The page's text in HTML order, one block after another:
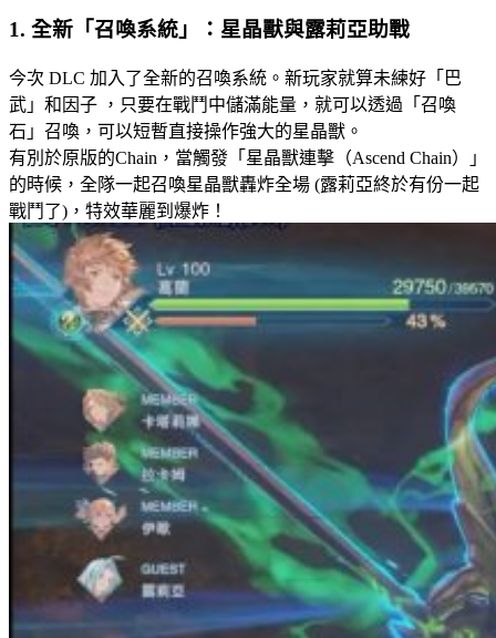
1. 全新「召喚系統」：星晶獸與露莉亞助戰
今次 DLC 加入了全新的召喚系統。新玩家就算未練好「巴
武」和因子 ，只要在戰鬥中儲滿能量，就可以透過「召喚
石」召喚，可以短暫直接操作強大的星晶獸。
有別於原版的Chain，當觸發「星晶獸連擊（Ascend Chain）」
的時候，全隊一起召喚星晶獸轟炸全場 (露莉亞終於有份一起
戰鬥了)，特效華麗到爆炸！